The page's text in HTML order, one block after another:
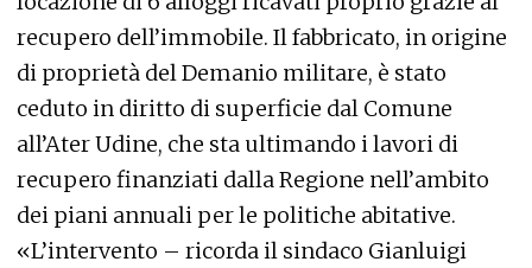
recupero dell’immobile. Il fabbricato, in origine
di proprietà del Demanio militare, è stato
ceduto in diritto di superficie dal Comune
all’Ater Udine, che sta ultimando i lavori di
recupero finanziati dalla Regione nell’ambito
dei piani annuali per le politiche abitative.
«L’intervento – ricorda il sindaco Gianluigi